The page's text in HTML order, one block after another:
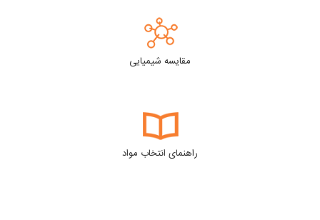
مقایسه شیمیایی
راهنمای انتخاب مواد